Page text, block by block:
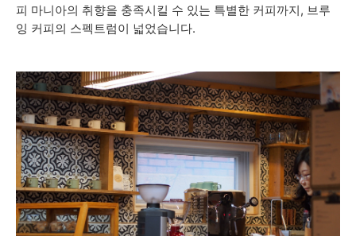
피 마니아의 취향을 충족시킬 수 있는 특별한 커피까지, 브루
잉 커피의 스펙트럼이 넓었습니다.